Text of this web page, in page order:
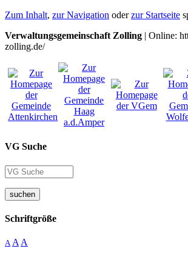
Zum Inhalt, zur Navigation oderzur Startseite
Verwaltungsgemeinschaft Zolling | Online:
zolling.de/
VG Suche
suchen
Schriftgröße
A A A